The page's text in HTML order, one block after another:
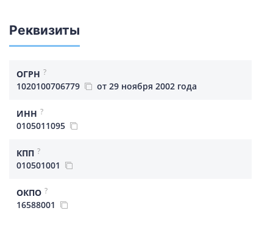
Реквизиты
ОГРН ?
1020100706779 от 29 ноября 2002 года
ИНН ?
0105011095
КПП ?
010501001
ОКПО ?
16588001